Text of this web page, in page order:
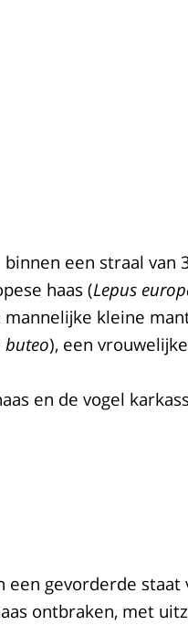
een straal van
haas (Lepus
mannelijke kleine
buteo), een
en de vogel
een gevorderde staat
ontbraken, met